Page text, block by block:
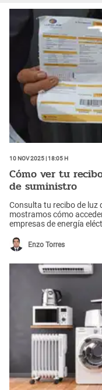
10 Nov 2025 | 18:05 h
Cómo ver tu
de suministro
Consulta tu recibo de luz
mostramos cómo
empresas de energía
Enzo Torres